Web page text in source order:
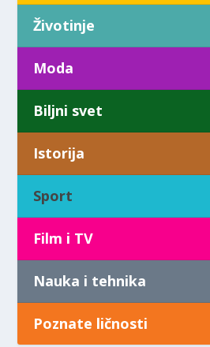
Životinje
Moda
Biljni svet
Istorija
Sport
Film i TV
Nauka i tehnika
Poznate ličnosti